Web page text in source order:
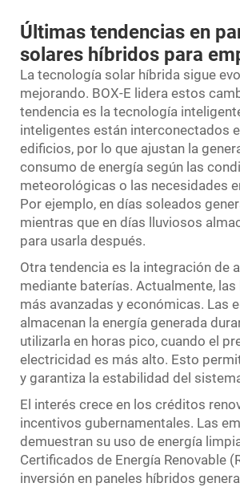
Últimas tendencias en
solares híbridos para
La tecnología solar híbrida sigue
mejorando. BOX-E lidera estos
tendencia es la tecnología
inteligentes están interconectados
edificios, por lo que ajustan la
consumo de energía según las
meteorológicas o las necesidades
Por ejemplo, en días soleados
mientras que en días lluviosos
para usarla después.
Otra tendencia es la integración de
mediante baterías. Actualmente,
más avanzadas y económicas. Las
almacenan la energía generada
utilizarla en horas pico, cuando el
electricidad es más alto. Esto
y garantiza la estabilidad del
El interés crece en los créditos
incentivos gubernamentales. Las
demuestran su uso de energía
Certificados de Energía Renovable
inversión en paneles híbridos